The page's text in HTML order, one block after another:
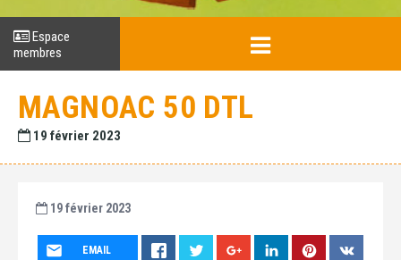
Espace
membres
MAGNOAC 50 DTL
19 février 2023
19 février 2023
EMAIL